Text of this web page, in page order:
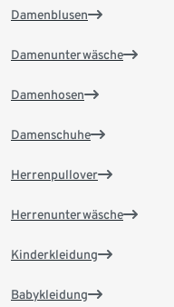
Damenblusen
Damenunterwäsche
Damenhosen
Damenschuhe
Herrenpullover
Herrenunterwäsche
Kinderkleidung
Babykleidung